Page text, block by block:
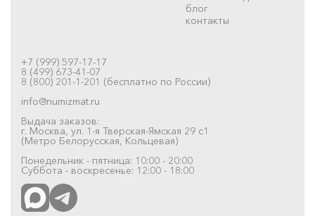
блог
контакты
+7 (999) 597-17-17
8 (499) 673-41-07
8 (800) 201-1-201 (бесплатно по России)
info@numizmat.ru
Выдача заказов:
г. Москва, ул. 1-я Тверская-Ямская 29 с1
(Метро Белорусская, Кольцевая)
Понедельник - пятница: 10:00 - 20:00
Суббота - воскресенье: 12:00 - 18:00